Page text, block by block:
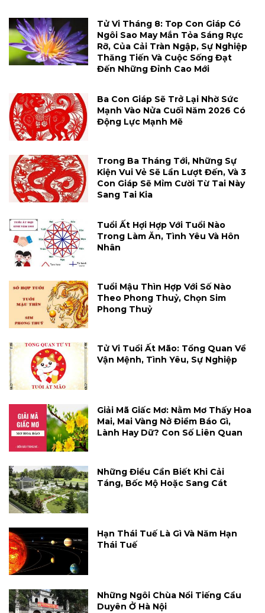
Tử Vi Tháng 8: Top Con Giáp Có
Ngôi Sao May Mắn Tỏa Sáng Rực
Rỡ, Của Cải Tràn Ngập, Sự Nghiệp
Thăng Tiến Và Cuộc Sống Đạt
Đến Những Đỉnh Cao Mới
Ba Con Giáp Sẽ Trở Lại Nhờ Sức
Mạnh Vào Nửa Cuối Năm 2026 Có
Động Lực Mạnh Mẽ
Trong Ba Tháng Tới, Những Sự
Kiện Vui Vẻ Sẽ Lần Lượt Đến, Và 3
Con Giáp Sẽ Mỉm Cười Từ Tai Này
Sang Tai Kia
Tuổi Ất Hợi Hợp Với Tuổi Nào
Trong Làm Ăn, Tình Yêu Và Hôn
Nhân
Tuổi Mậu Thìn Hợp Với Số Nào
Theo Phong Thuỷ, Chọn Sim
Phong Thuỷ
Tử Vi Tuổi Ất Mão: Tổng Quan Về
Vận Mệnh, Tình Yêu, Sự Nghiệp
Giải Mã Giấc Mơ: Nằm Mơ Thấy Hoa
Mai, Mai Vàng Nở Điềm Báo Gì,
Lành Hay Dữ? Con Số Liên Quan
Những Điều Cần Biết Khi Cải
Táng, Bốc Mộ Hoặc Sang Cát
Hạn Thái Tuế Là Gì Và Năm Hạn
Thái Tuế
Những Ngôi Chùa Nổi Tiếng Cầu
Duyên Ở Hà Nội